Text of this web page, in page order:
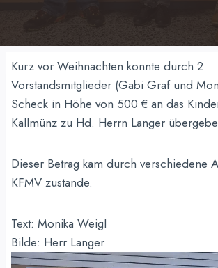
Kurz vor Weihnachten konnte durch 2
Vorstandsmitglieder (Gabi Graf und
Scheck in Höhe von 500 € an das
Kallmünz zu Hd. Herrn Langer
Dieser Betrag kam durch verschiedene
KFMV zustande.
Text: Monika Weigl
Bilde: Herr Langer